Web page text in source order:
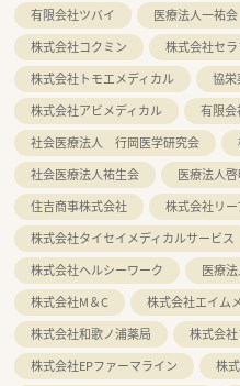
有限会社ツバイ
医療法人一祐会
株式会社コクミン
株式会社セラ
株式会社トモエメディカル
協栄
株式会社アビメディカル
有限会
社会医療法人 行岡医学研究会
社会医療法人祐生会
医療法人
住吉商事株式会社
株式会社リー
株式会社タイセイメディカルサービス
株式会社ヘルシーワーク
医療
株式会社M＆C
株式会社エイム
株式会社和歌ノ浦薬局
株式会
株式会社EPファーマライン
株